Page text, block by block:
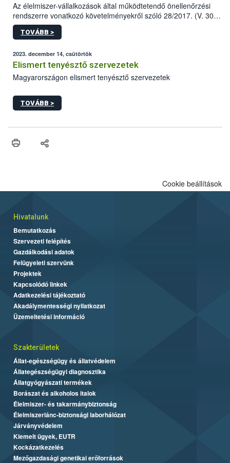
Az élelmiszer-vállalkozások által működtetendő önellenőrzési
rendszerre vonatkozó követelményekről szóló 28/2017. (V. 30.)
FM rendelet (a továbbiakban: rendelet) 2023 novemberi
módosítása komoly változást jelent a közép- és
TOVÁBB >
2023. december 14, csütörtök
Elismert tenyésztő szervezetek
Magyarországon elismert tenyésztő szervezetek
TOVÁBB >
Cookie beállítások
Hivatalunk
Bemutatkozás
Szervezeti felépítés
Gazdálkodási adatok
Felügyeleti szervünk
Projektek
Kapcsolódó linkek
Adatkezelési tájékoztató
Akadálymentességi nyilatkozat
Üzemeltetési információ
Szakterületek
Állat-egészségügy és állatvédelem
Állategészségügyi diagnosztika
Állatgyógyászati termékek
Borászat és alkoholos italok
Élelmiszer- és takarmánybiztonság
Élelmiszerlánc-biztonsági laborhálózat
Járványvédelem
Kiemelt ügyek, EUTR
Kockázatkezelés
Mezőgazdasági genetikai erőforrások